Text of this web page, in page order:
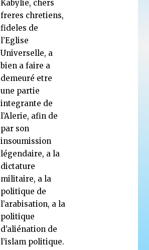
Kabylie, chers
freres chretiens,
fideles de
l’Eglise
Universelle, a
bien a faire a
demeuré etre
une partie
integrante de
l’Alerie, afin de
par son
insoumission
légendaire, a la
dictature
militaire, a la
politique de
l’arabisation, a la
politique
d’aliénation de
l’islam politique.